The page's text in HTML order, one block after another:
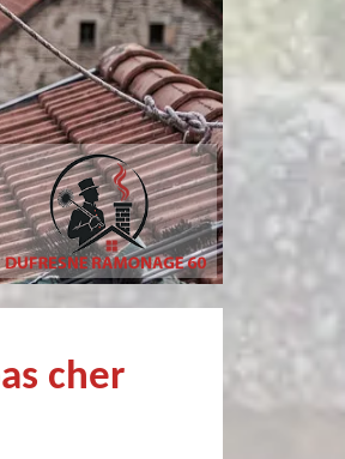
Très professionnel et fort
cher